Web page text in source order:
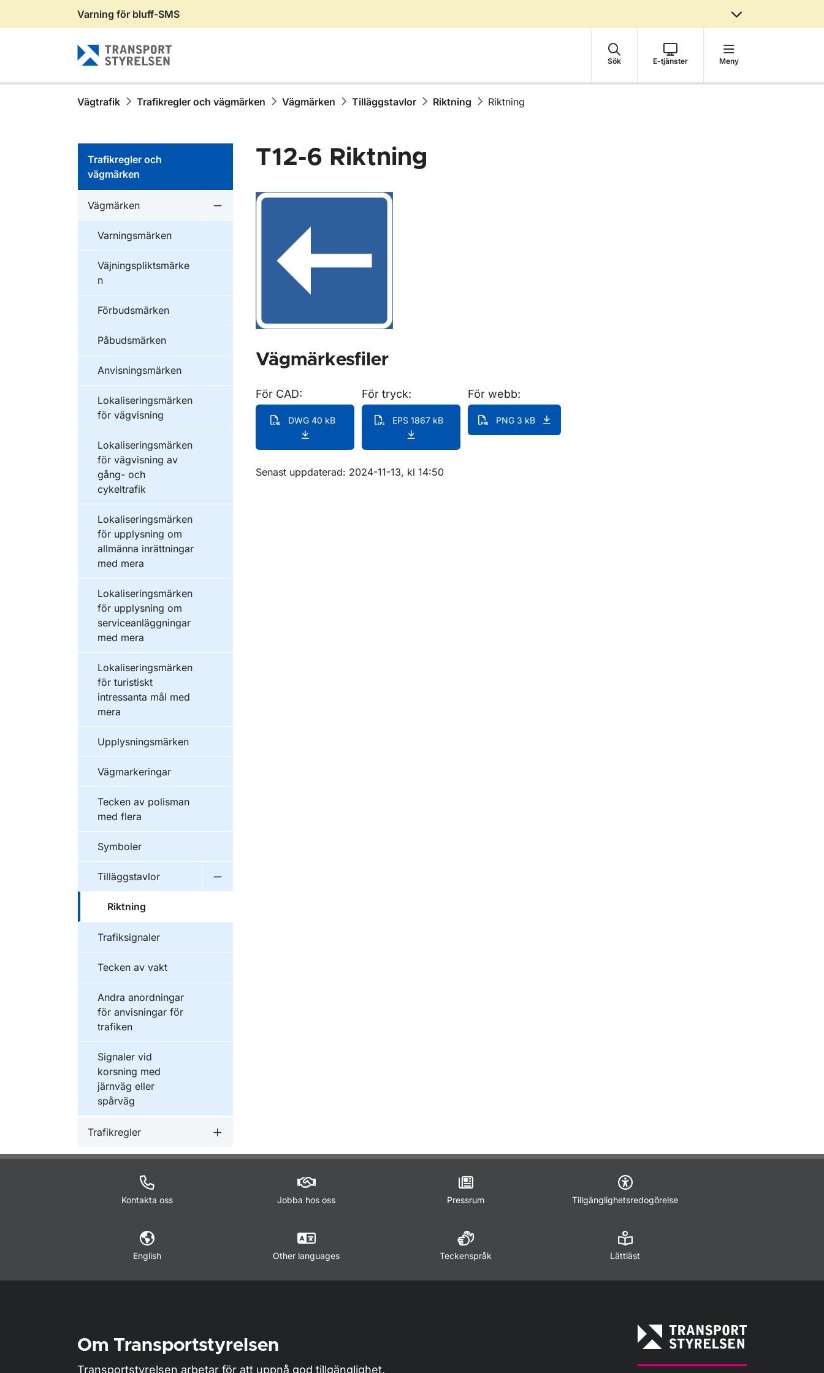
Gå till sidans innehåll
Varning för bluff-SMS
Sök E-tjänster Meny
Vägtrafik Trafikregler och vägmärken Vägmärken Tilläggstavlor Riktning Riktning
Trafikregler och
vägmärken
Vägmärken
Varningsmärken
Väjningspliktsmärke
n
Förbudsmärken
Påbudsmärken
Anvisningsmärken
Lokaliseringsmärken
för vägvisning
Lokaliseringsmärken
för vägvisning av
gång- och
cykeltrafik
Lokaliseringsmärken
för upplysning om
allmänna inrättningar
med mera
Lokaliseringsmärken
för upplysning om
serviceanläggningar
med mera
Lokaliseringsmärken
för turistiskt
intressanta mål med
mera
Upplysningsmärken
Vägmarkeringar
Tecken av polisman
med flera
Symboler
Tilläggstavlor
Riktning
Trafiksignaler
Tecken av vakt
Andra anordningar
för anvisningar för
trafiken
Signaler vid
korsning med
järnväg eller
spårväg
Trafikregler
Undermeny för Trafikregler
T12-6 Riktning
Vägmärkesfiler
För CAD:
DWG 40 kB
För tryck:
EPS 1867 kB
För webb:
PNG 3 kB
Om sidan
Senast uppdaterad: 2024-11-13, kl 14:50
Kontakta oss Jobba hos oss Pressrum Tillgänglighetsredogörelse
English Other languages Teckenspråk Lättläst
Om Transportstyrelsen
Transportstyrelsen arbetar för att uppnå god tillgänglighet,